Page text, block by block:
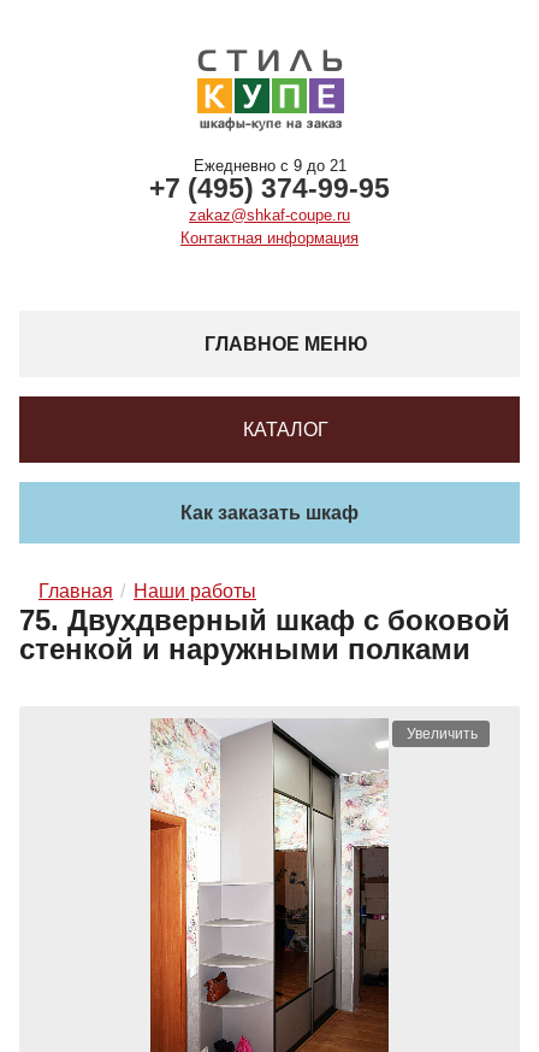
Ежедневно с 9 до 21
+7 (495) 374-99-95
zakaz@shkaf-coupe.ru
Контактная информация
ГЛАВНОЕ МЕНЮ
КАТАЛОГ
Как заказать шкаф
Главная Наши работы
75. Двухдверный шкаф с боковой
стенкой и наружными полками
Увеличить